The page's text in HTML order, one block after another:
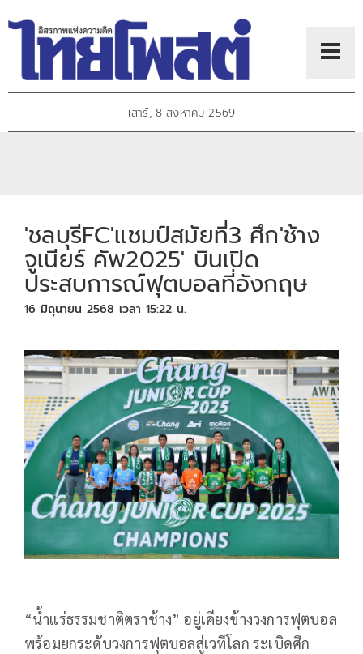
เสาร์, 8 สิงหาคม 2569
'ชลบุรีFC'แชมป์สมัยที่3 ศึก'ช้าง
จูเนียร์ คัพ2025' บินเปิด
ประสบการณ์ฟุตบอลที่อังกฤษ
16 มิถุนายน 2568 เวลา 15:22 น.
“น้ำแร่ธรรมชาติตราช้าง” อยู่เคียงข้างวงการฟุตบอล
พร้อมยกระดับวงการฟุตบอลสู่เวทีโลก ระเบิดศึก